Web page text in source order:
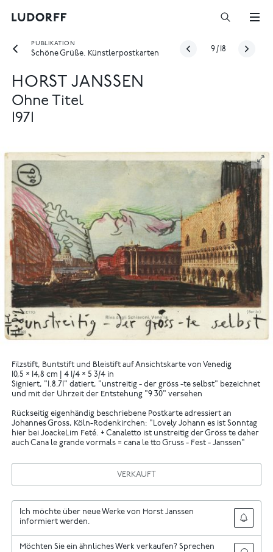
PUBLIKATION
Schöne Grüße. Künstlerpostkarten
9 / 18
HORST JANSSEN
Ohne Titel
1971
Filzstift, Buntstift und Bleistift auf Ansichtskarte von Venedig
10,5 × 14,8 cm | 4 1/4 × 5 3/4 in
Signiert, "1.8.71" datiert, "unstreitig - der gröss -te selbst" bezeichnet
und mit der Uhrzeit der Entstehung "9 30" versehen
Rückseitig eigenhändig beschriebene Postkarte adressiert an
Johannes Gross, Köln-Rodenkirchen: "Lovely Johann es ist Sonntag
hier bei JoackeLim Feté. + Canaletto ist unstreitig der Gröss te daher
auch Cana le grande vormals = cana le tto Gruss - Fest - Janssen"
VERKAUFT
Ich möchte über neue Werke von Horst Janssen
informiert werden.
Möchten Sie ein ähnliches Werk verkaufen? Sprechen